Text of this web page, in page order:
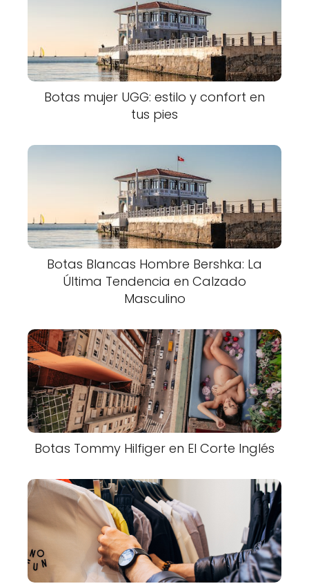
Botas mujer UGG: estilo y confort en
tus pies
Botas Blancas Hombre Bershka: La
Última Tendencia en Calzado
Masculino
Botas Tommy Hilfiger en El Corte Inglés